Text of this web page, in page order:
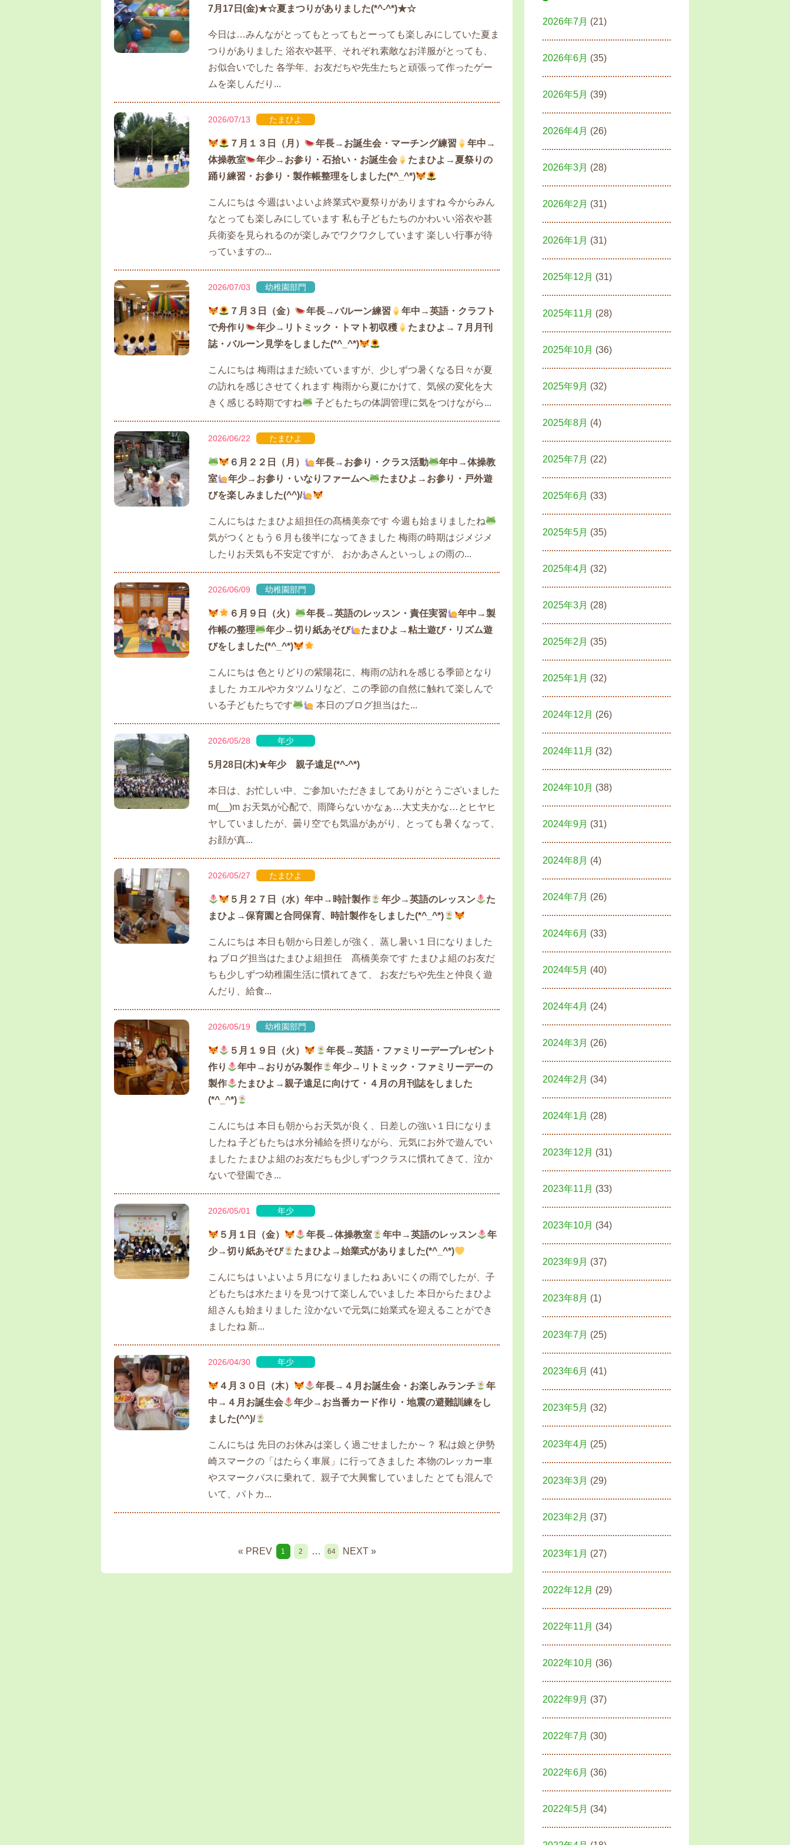
7月17日(金)★☆夏まつりがありました(*^-^*)★☆
今日は…みんながとってもとってもとーっても楽しみにしていた夏ま
つりがありました 浴衣や甚平、それぞれ素敵なお洋服がとっても、
お似合いでした 各学年、お友だちや先生たちと頑張って作ったゲー
ムを楽しんだり...
2026/07/13 たまひよ
７月１３日（月） 年長→お誕生会・マーチング練習
年中→
体操教室
年少→お参り・石拾い・お誕生会
たまひよ→夏祭りの
踊り練習・お参り・製作帳整理をしました(*^_^*)
こんにちは 今週はいよいよ終業式や夏祭りがありますね 今からみん
なとっても楽しみにしています 私も子どもたちのかわいい浴衣や甚
兵衛姿を見られるのが楽しみでワクワクしています 楽しい行事が待
っていますの...
2026/07/03 幼稚園部門
７月３日（金） 年長→バルーン練習
年中→英語・クラフト
で舟作り
年少→リトミック・トマト初収穫
たまひよ→７月月刊
誌・バルーン見学をしました(*^_^*)
こんにちは 梅雨はまだ続いていますが、少しずつ暑くなる日々が夏
の訪れを感じさせてくれます 梅雨から夏にかけて、気候の変化を大
きく感じる時期ですね
子どもたちの体調管理に気をつけながら...
2026/06/22 たまひよ
６月２２日（月） 年長→お参り・クラス活動
年中→体操教
室
年少→お参り・いなりファームへ
たまひよ→お参り・戸外遊
びを楽しみました(^^)/
こんにちは たまひよ組担任の髙橋美奈です 今週も始まりましたね
気がつくともう６月も後半になってきました 梅雨の時期はジメジメ
したりお天気も不安定ですが、 おかあさんといっしょの雨の...
2026/06/09 幼稚園部門
６月９日（火） 年長→英語のレッスン・責任実習
年中→製
作帳の整理
年少→切り紙あそび
たまひよ→粘土遊び・リズム遊
びをしました(*^_^*)
こんにちは 色とりどりの紫陽花に、梅雨の訪れを感じる季節となり
ました カエルやカタツムリなど、この季節の自然に触れて楽しんで
いる子どもたちです
本日のブログ担当はた...
2026/05/28 年少
5月28日(木)★年少 親子遠足(*^-^*)
本日は、お忙しい中、ご参加いただきましてありがとうございました
m(__)m お天気が心配で、雨降らないかなぁ…大丈夫かな…とヒヤヒ
ヤしていましたが、曇り空でも気温があがり、とっても暑くなって、
お顔が真...
2026/05/27 たまひよ
５月２７日（水）年中→時計製作 年少→英語のレッスン
た
まひよ→保育園と合同保育、時計製作をしました(*^_^*)
こんにちは 本日も朝から日差しが強く、蒸し暑い１日になりました
ね ブログ担当はたまひよ組担任 髙橋美奈です たまひよ組のお友だ
ちも少しずつ幼稚園生活に慣れてきて、 お友だちや先生と仲良く遊
んだり、給食...
2026/05/19 幼稚園部門
５月１９日（火）
年長→英語・ファミリーデープレゼント
作り
年中→おりがみ製作
年少→リトミック・ファミリーデーの
製作
たまひよ→親子遠足に向けて・４月の月刊誌をしました
(*^_^*)
こんにちは 本日も朝からお天気が良く、日差しの強い１日になりま
したね 子どもたちは水分補給を摂りながら、元気にお外で遊んでい
ました たまひよ組のお友だちも少しずつクラスに慣れてきて、泣か
ないで登園でき...
2026/05/01 年少
５月１日（金） 年長→体操教室 年中→英語のレッスン
年
少→切り紙あそび
たまひよ→始業式がありました(*^_^*)
こんにちは いよいよ５月になりましたね あいにくの雨でしたが、子
どもたちは水たまりを見つけて楽しんでいました 本日からたまひよ
組さんも始まりました 泣かないで元気に始業式を迎えることができ
ましたね 新...
2026/04/30 年少
４月３０日（木） 年長→４月お誕生会・お楽しみランチ
年
中→４月お誕生会
年少→お当番カード作り・地震の避難訓練をし
ました(^^)/
こんにちは 先日のお休みは楽しく過ごせましたか～？ 私は娘と伊勢
崎スマークの「はたらく車展」に行ってきました 本物のレッカー車
やスマークバスに乗れて、親子で大興奮していました とても混んで
いて、パトカ...
« PREV 1 2 … 64 NEXT »
2026年7月 (21)
2026年6月 (35)
2026年5月 (39)
2026年4月 (26)
2026年3月 (28)
2026年2月 (31)
2026年1月 (31)
2025年12月 (31)
2025年11月 (28)
2025年10月 (36)
2025年9月 (32)
2025年8月 (4)
2025年7月 (22)
2025年6月 (33)
2025年5月 (35)
2025年4月 (32)
2025年3月 (28)
2025年2月 (35)
2025年1月 (32)
2024年12月 (26)
2024年11月 (32)
2024年10月 (38)
2024年9月 (31)
2024年8月 (4)
2024年7月 (26)
2024年6月 (33)
2024年5月 (40)
2024年4月 (24)
2024年3月 (26)
2024年2月 (34)
2024年1月 (28)
2023年12月 (31)
2023年11月 (33)
2023年10月 (34)
2023年9月 (37)
2023年8月 (1)
2023年7月 (25)
2023年6月 (41)
2023年5月 (32)
2023年4月 (25)
2023年3月 (29)
2023年2月 (37)
2023年1月 (27)
2022年12月 (29)
2022年11月 (34)
2022年10月 (36)
2022年9月 (37)
2022年7月 (30)
2022年6月 (36)
2022年5月 (34)